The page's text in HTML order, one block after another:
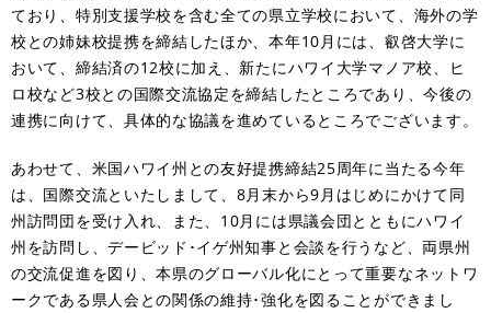
ており、特別支援学校を含む全ての県立学校において、海外の学
校との姉妹校提携を締結したほか、本年10月には、叡啓大学に
おいて、締結済の12校に加え、新たにハワイ大学マノア校、ヒ
ロ校など3校との国際交流協定を締結したところであり、今後の
連携に向けて、具体的な協議を進めているところでございます。
あわせて、米国ハワイ州との友好提携締結25周年に当たる今年
は、国際交流といたしまして、8月末から9月はじめにかけて同
州訪問団を受け入れ、また、10月には県議会団とともにハワイ
州を訪問し、デービッド･イゲ州知事と会談を行うなど、両県州
の交流促進を図り、本県のグローバル化にとって重要なネットワ
ークである県人会との関係の維持･強化を図ることができまし